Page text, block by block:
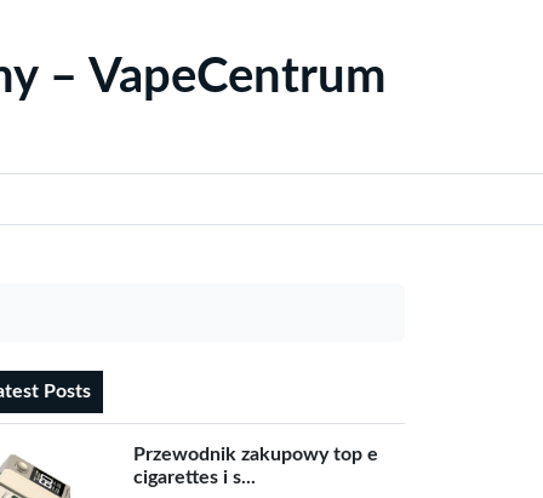
– VapeCentrum
Posts
Przewodnik zakupowy top e
cigarettes i s...